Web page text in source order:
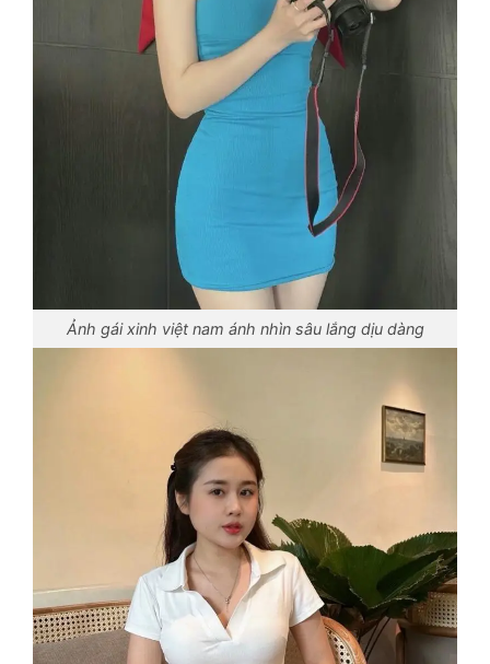
Ảnh gái xinh việt nam ánh nhìn sâu lắng dịu dàng